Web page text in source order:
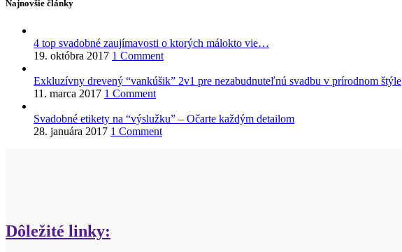
Najnovšie články
4 top svadobné zaujímavosti o ktorých málokto vie…
19. októbra 2017 1 Comment
Exkluzívny drevený “vankúšik” 2v1 pre nezabudnuteľnú svadbu v prírodnom štýle
11. marca 2017 1 Comment
Svadobné etikety na “výslužku” – Očarte každým detailom
28. januára 2017 1 Comment
Dôležité linky: